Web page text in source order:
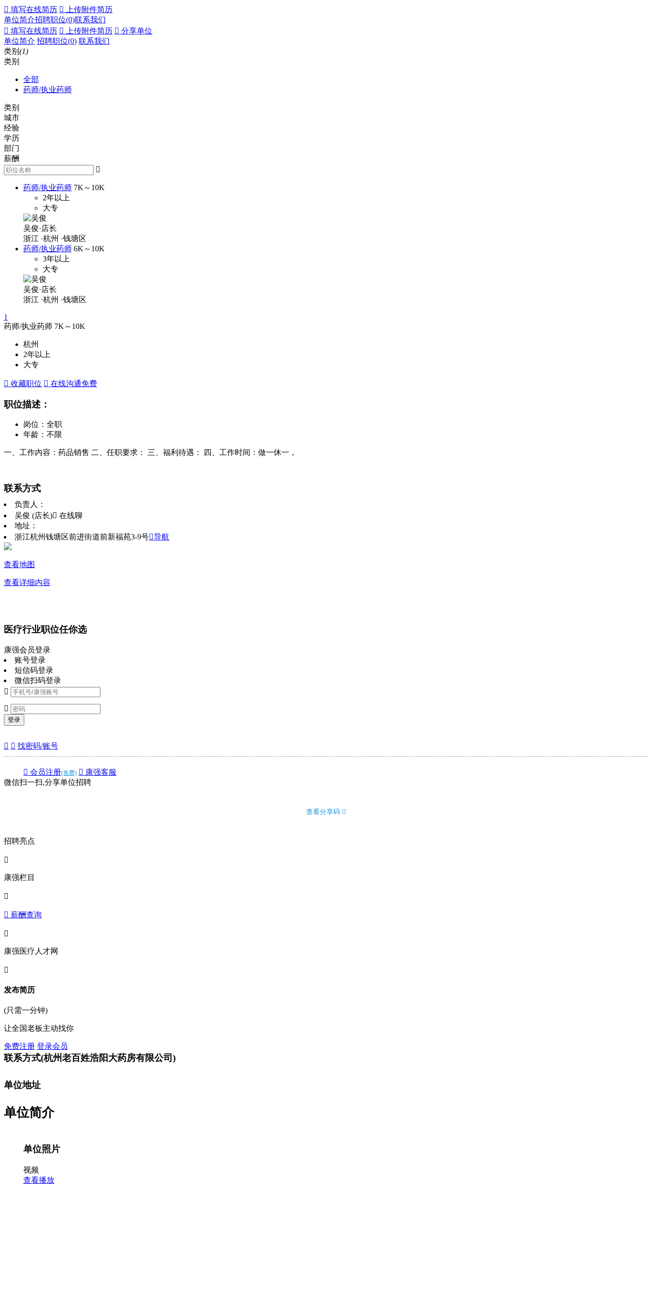
 填写在线简历  上传附件简历
单位简介招聘职位(0)联系我们
 填写在线简历  上传附件简历  分享单位
单位简介 招聘职位(0) 联系我们
类别 (1)
类别
全部
药师/执业药师
类别
城市
经验
学历
部门
薪酬

药师/执业药师 7K～10K
2年以上
大专
吴俊·店长
浙江 ·杭州 ·钱塘区
药师/执业药师 6K～10K
3年以上
大专
吴俊·店长
浙江 ·杭州 ·钱塘区
1
药师/执业药师 7K～10K
杭州
2年以上
大专
 收藏职位  在线沟通免费
职位描述：
岗位：全职
年龄：不限
一、工作内容：药品销售 二、任职要求： 三、福利待遇： 四、工作时间：做一休一，
联系方式
负责人：
吴俊 (店长) 在线聊
地址：
浙江杭州钱塘区前进街道前新福苑3-9号导航
查看地图
查看详细内容
医疗行业职位任你选
康强会员登录
账号登录
短信码登录
微信扫码登录


登录
  找密码/账号
 会员注册(免费)  康强客服
微信扫一扫,分享单位招聘
查看分享码 
招聘亮点

康强栏目

 薪酬查询

康强医疗人才网

发布简历
(只需一分钟)
让全国老板主动找你
免费注册 登录会员
联系方式(杭州老百姓浩阳大药房有限公司)
单位地址
单位简介
单位照片
视频
查看播放